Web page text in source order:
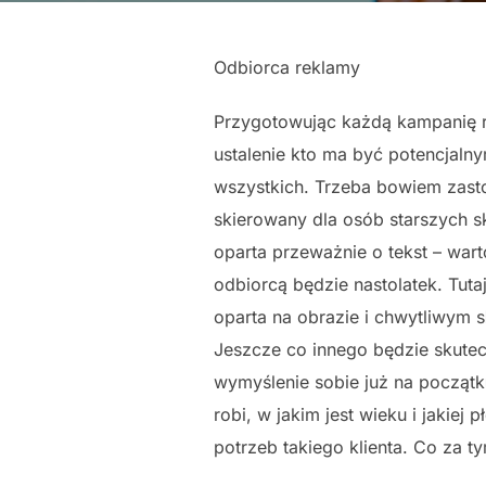
Odbiorca reklamy
Przygotowując każdą
ustalenie kto ma być
wszystkich. Trzeba bowiem
skierowany dla osób starszych
oparta przeważnie o tekst –
odbiorcą będzie nastolatek.
oparta na obrazie i chwytliwym
Jeszcze co innego będzie
wymyślenie sobie już na
robi, w jakim jest wieku i jakiej
potrzeb takiego klienta. Co za